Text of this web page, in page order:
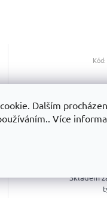
Dalším
Více
Průměrné
Skladem
Kód: